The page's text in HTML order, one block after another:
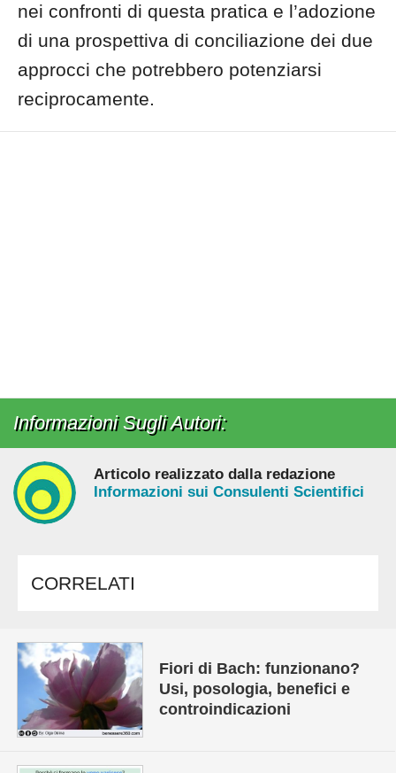
nei confronti di questa pratica e l’adozione
di una prospettiva di conciliazione dei due
approcci che potrebbero potenziarsi
reciprocamente.
Informazioni Sugli Autori:
Articolo realizzato dalla redazione
Informazioni sui Consulenti Scientifici
CORRELATI
Fiori di Bach: funzionano?
Usi, posologia, benefici e
controindicazioni